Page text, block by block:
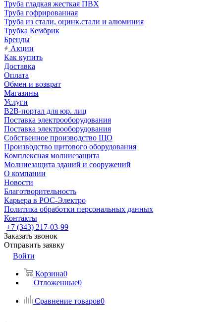
Труба гладкая жесткая ПВХ
Труба гофрированная
Труба из стали, оцинк.стали и алюминия
Трубка Кембрик
Бренды
Акции
Как купить
Доставка
Оплата
Обмен и возврат
Магазины
Услуги
B2B-портал для юр. лиц
Поставка электрооборудования
Поставка электрооборудования
Собственное производство ЩО
Производство щитового оборудования
Комплексная молниезащита
Молниезащита зданий и сооружений
О компании
Новости
Благотворительность
Карьера в РОС-Электро
Политика обработки персональных данных
Контакты
+7 (343) 217-03-99
Заказать звонок
Отправить заявку
Войти
Корзина0
Отложенные0
Сравнение товаров0